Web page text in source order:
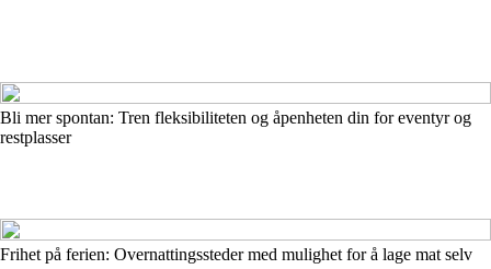
Bli mer spontan: Tren fleksibiliteten og åpenheten din for eventyr og
restplasser
Frihet på ferien: Overnattingssteder med mulighet for å lage mat selv